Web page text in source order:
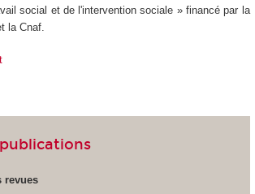
social et de l'intervention sociale » financé par la
la Cnaf.
revues